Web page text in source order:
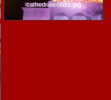
cathedrale-0981.jpg